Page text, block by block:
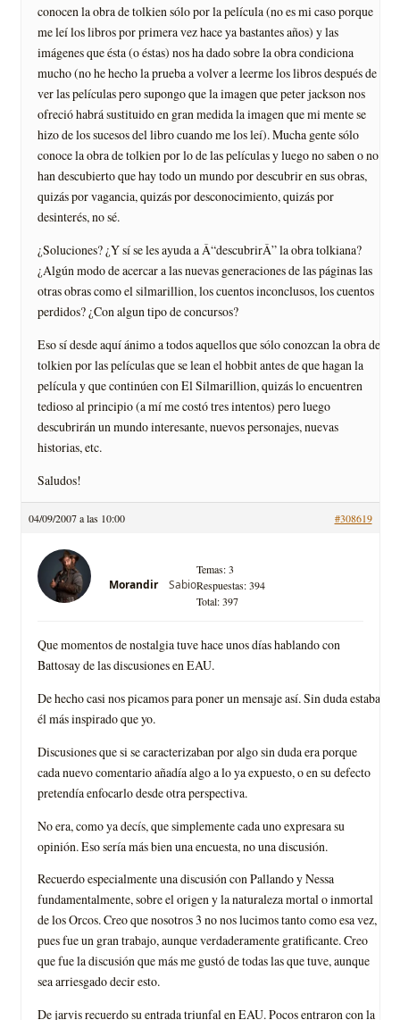
conocen la obra de tolkien sólo por la película (no es mi caso porque
me leí los libros por primera vez hace ya bastantes años) y las
imágenes que ésta (o éstas) nos ha dado sobre la obra condiciona
mucho (no he hecho la prueba a volver a leerme los libros después de
ver las películas pero supongo que la imagen que peter jackson nos
ofreció habrá sustituido en gran medida la imagen que mi mente se
hizo de los sucesos del libro cuando me los leí). Mucha gente sólo
conoce la obra de tolkien por lo de las películas y luego no saben o no
han descubierto que hay todo un mundo por descubrir en sus obras,
quizás por vagancia, quizás por desconocimiento, quizás por
desinterés, no sé.
¿Soluciones? ¿Y sí se les ayuda a Â“descubrirÂ” la obra tolkiana?
¿Algún modo de acercar a las nuevas generaciones de las páginas las
otras obras como el silmarillion, los cuentos inconclusos, los cuentos
perdidos? ¿Con algun tipo de concursos?
Eso sí desde aquí ánimo a todos aquellos que sólo conozcan la obra de
tolkien por las películas que se lean el hobbit antes de que hagan la
película y que continúen con El Silmarillion, quizás lo encuentren
tedioso al principio (a mí me costó tres intentos) pero luego
descubrirán un mundo interesante, nuevos personajes, nuevas
historias, etc.
Saludos!
04/09/2007 a las 10:00 #308619
Morandir Sabio
Temas: 3
Respuestas: 394
Total: 397
Que momentos de nostalgia tuve hace unos días hablando con
Battosay de las discusiones en EAU.
De hecho casi nos picamos para poner un mensaje así. Sin duda estaba
él más inspirado que yo.
Discusiones que si se caracterizaban por algo sin duda era porque
cada nuevo comentario añadía algo a lo ya expuesto, o en su defecto
pretendía enfocarlo desde otra perspectiva.
No era, como ya decís, que simplemente cada uno expresara su
opinión. Eso sería más bien una encuesta, no una discusión.
Recuerdo especialmente una discusión con Pallando y Nessa
fundamentalmente, sobre el origen y la naturaleza mortal o inmortal
de los Orcos. Creo que nosotros 3 no nos lucimos tanto como esa vez,
pues fue un gran trabajo, aunque verdaderamente gratificante. Creo
que fue la discusión que más me gustó de todas las que tuve, aunque
sea arriesgado decir esto.
De jarvis recuerdo su entrada triunfal en EAU. Pocos entraron con la